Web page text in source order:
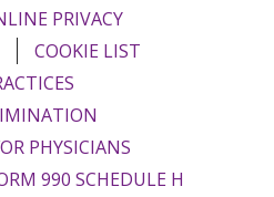
PRIVACY
COOKIE LIST
PHYSICIANS
990 SCHEDULE H